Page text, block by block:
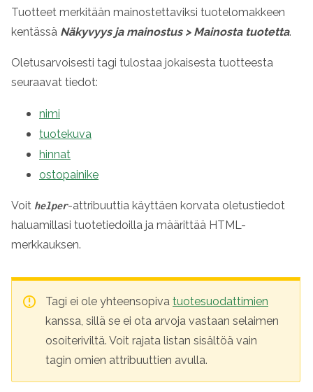
Tuotteet merkitään mainostettaviksi tuotelomakkeen
kentässä Näkyvyys ja mainostus> Mainosta tuotetta.
Oletusarvoisesti tagi tulostaa jokaisesta tuotteesta
seuraavat tiedot:
nimi
tuotekuva
hinnat
ostopainike
Voit helper-attribuuttia käyttäen korvata oletustiedot
haluamillasi tuotetiedoilla ja määrittää HTML-
merkkauksen.
Tagi ei ole yhteensopiva tuotesuodattimien
kanssa, sillä se ei ota arvoja vastaan selaimen
osoiteriviltä. Voit rajata listan sisältöä vain
tagin omien attribuuttien avulla.